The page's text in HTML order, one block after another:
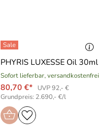
PHYRIS LUXESSE Oil 30ml
Sofort lieferbar, versandkostenfrei
80,70 €*
UVP 92,- €
Grundpreis: 2.690,- €/l